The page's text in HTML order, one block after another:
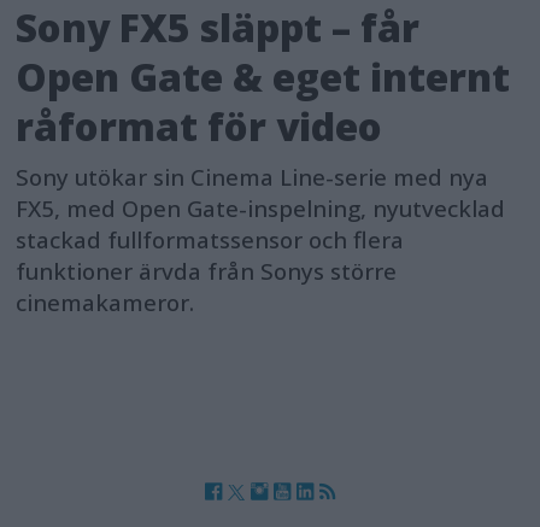
Sony FX5 släppt – får
Open Gate & eget internt
råformat för video
Sony utökar sin Cinema Line-serie med nya
FX5, med Open Gate-inspelning, nyutvecklad
stackad fullformatssensor och flera
funktioner ärvda från Sonys större
cinemakameror.